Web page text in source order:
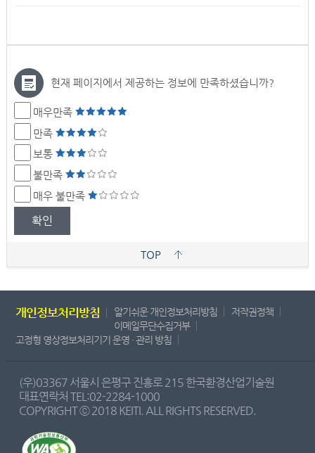
현재 페이지에서 제공하는 정보에 만족하셨습니까?
매우만족
만족
보통
불만족
매우 불만족
확인
TOP
개인정보처리방침 알기쉬운 개인정보처리방침
저작권정책
이메일무단수집거부
고정형 영상정보처리기기 운영 · 관리 방침
(우)03367 서울시 은평구 진흥로 215 한국환경산업기술원
대표연락처 TEL:02-2284-1000
COPYRIGHT ⓒ 2018 KEITI. ALL RIGHTS RESERVED.